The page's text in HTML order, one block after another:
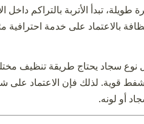
طويلة، تبدأ الأتربة بالتراكم
بالاعتماد على خدمة احترافية
سجاد يحتاج طريقة تنظيف
شفط قوية. لذلك فإن الاعتماد
أو لونه.